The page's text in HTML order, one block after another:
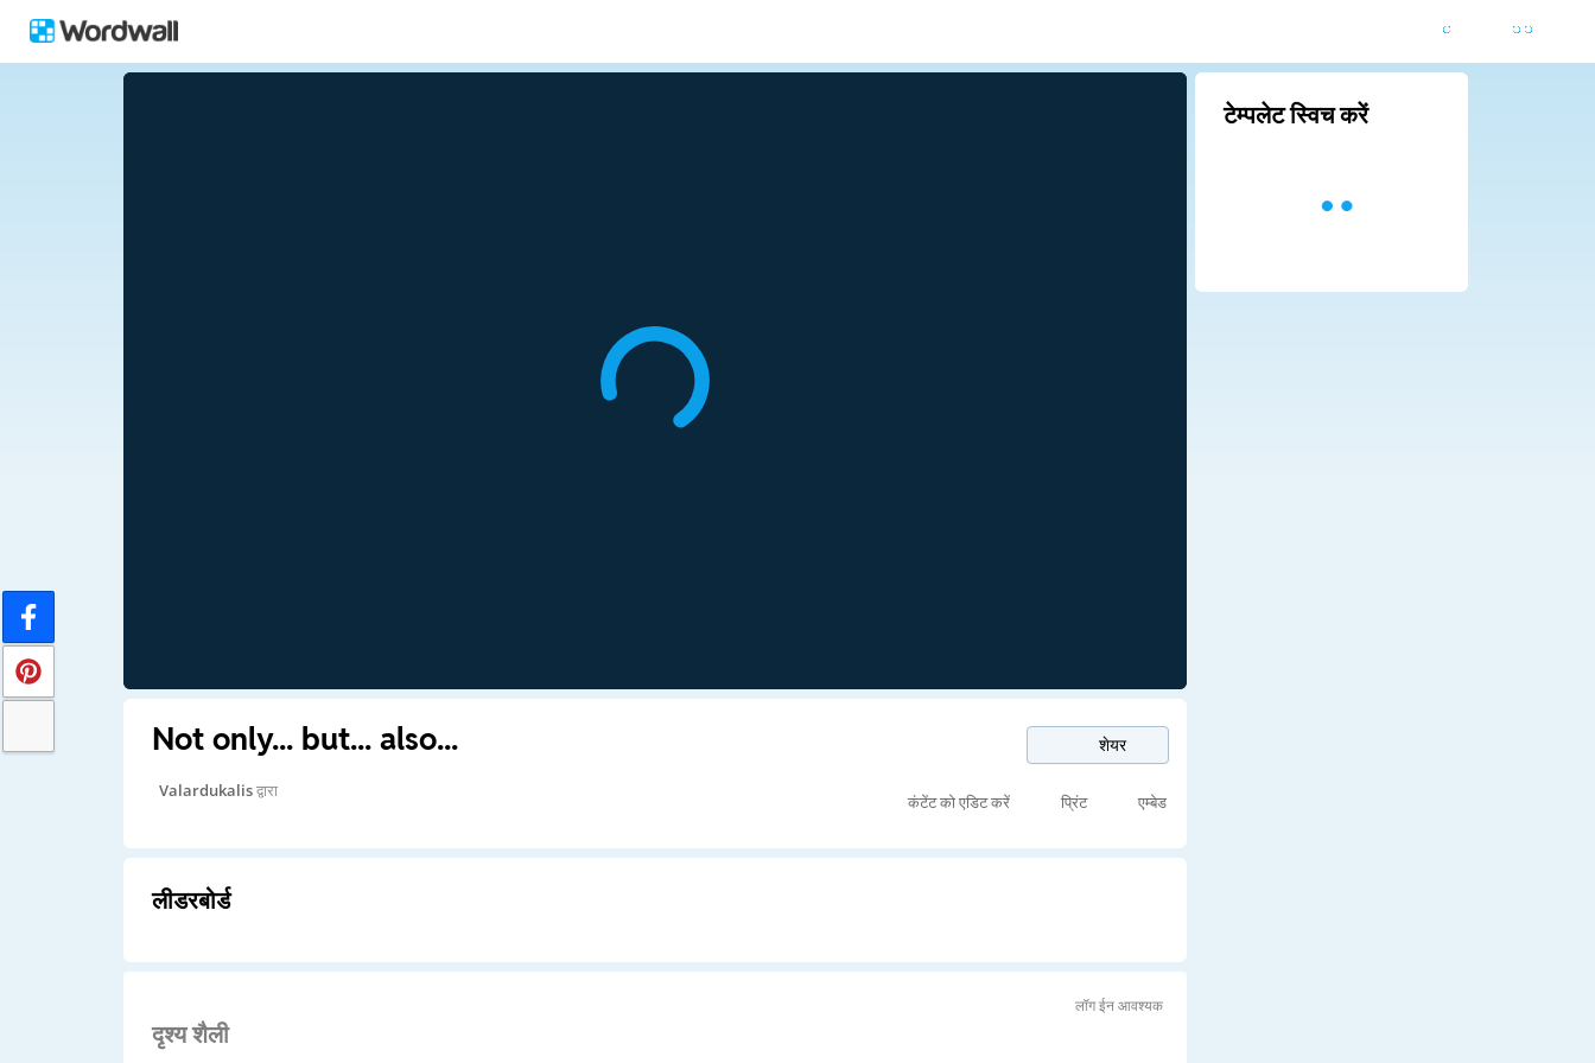
Not only... but... also... शेयर
Valardukalisद्वारा
कंटेंट को एडिट करें प्रिंट एम्बेड
लीडरबोर्ड
लॉग ईन आवश्यक
दृश्य शैली
टेम्पलेट स्विच करें